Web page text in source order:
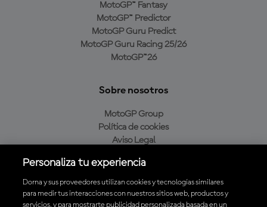
MotoGP™ Fantasy
MotoGP™ Predictor
MotoGP Guru Predict
MotoGP Guru Racing 25/26
MotoGP™26
Sobre nosotros
MotoGP Group
Política de cookies
Aviso Legal
Política de compra
Personaliza tu experiencia
Dorna y sus proveedores utilizan cookies y tecnologías similares
para medir tus interacciones con nuestros sitios web, productos y
servicios, y para mostrarte publicidad personalizada basada en un